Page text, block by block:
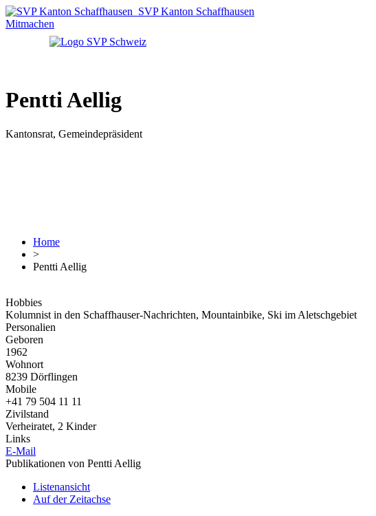
SVP Kanton Schaffhausen
Mitmachen
Pentti Aellig
Kantonsrat, Gemeindepräsident
Home
>
Pentti Aellig
Hobbies
Kolumnist in den Schaffhauser-Nachrichten, Mountainbike, Ski im Aletschgebiet
Personalien
Geboren
1962
Wohnort
8239 Dörflingen
Mobile
+41 79 504 11 11
Zivilstand
Verheiratet, 2 Kinder
Links
E-Mail
Publikationen von Pentti Aellig
Listenansicht
Auf der Zeitachse